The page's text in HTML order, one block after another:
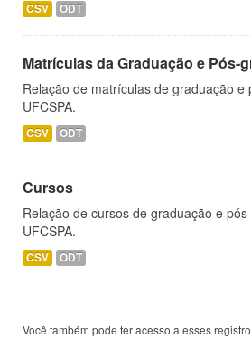
CSV ODT
Matrículas da Graduação e Pós-
Relação de matrículas de graduação e
UFCSPA.
CSV ODT
Cursos
Relação de cursos de graduação e
UFCSPA.
CSV ODT
Você também pode ter acesso a esses